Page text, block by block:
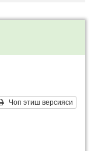
Чоп этиш версияси